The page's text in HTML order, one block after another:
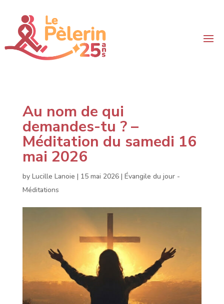
Au nom de qui
demandes-tu ? –
Méditation du samedi 16
mai 2026
by Lucille Lanoie | 15 mai 2026| Évangile du jour -
Méditations